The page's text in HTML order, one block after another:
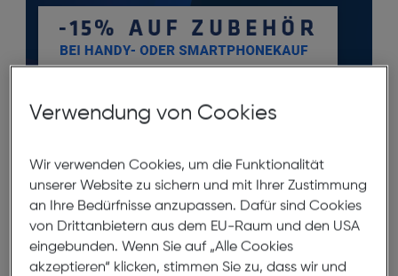
Produktbeschreibung
IOMI Wallcharger Lightning QC 3.0
rose
ArtNr.: 621981422
Verwendung von Cookies
Wir verwenden Cookies, um die Funktionalität
unserer Website zu sichern und mit Ihrer Zustimmung
an Ihre Bedürfnisse anzupassen. Dafür sind Cookies
von Drittanbietern aus dem EU-Raum und den USA
eingebunden. Wenn Sie auf „Alle Cookies
akzeptieren“ klicken, stimmen Sie zu, dass wir und